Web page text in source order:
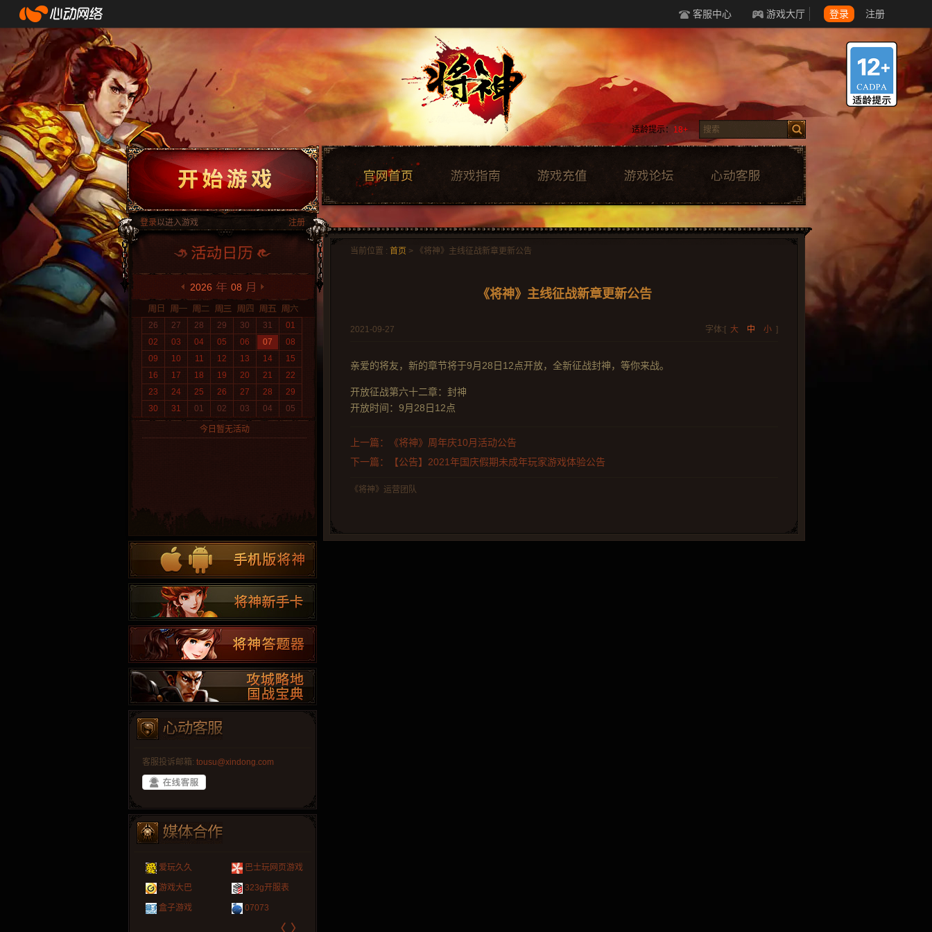
客服中心 游戏大厅 登录 注册
适龄提示： 18+
登录以进入游戏 注册
2026 08
26 27 28 29 30 31
01
02
03 04 05 06 07
08
09
10 11 12 13 14
15
16
17 18 19 20 21
22
23
24 25 26 27 28
29
30
31 01 02 03 04 05
今日暂无活动
客服投诉邮箱: tousu@xindong.com
爱玩久久 巴士玩网页游戏
游戏大巴 323g开服表
盒子游戏 07073
〈 〉
当前位置 : 首页 > 《将神》主线征战新章更新公告
《将神》主线征战新章更新公告
2021-09-27 字体:[ 大 中 小 ]
亲爱的将友，新的章节将于9月28日12点开放，全新征战封神，等你来战。
开放征战第六十二章：封神
开放时间：9月28日12点
上一篇：《将神》周年庆10月活动公告
下一篇：【公告】2021年国庆假期未成年玩家游戏体验公告
《将神》运营团队